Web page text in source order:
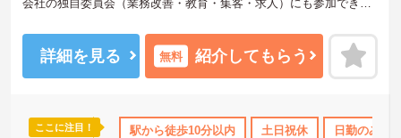
年間休日110日以上 研修制度あり 高収入 社会保険完備
会社の独自委員会（業務改善・教育・集客・求人）にも参加でき幅
プライベートと両立しやすいです。
ご興味を持たれた方は面接対策ポイントや求人の詳細などお話しい
たしますのでお気軽にお問い合わせ下さい。
詳細を見る 無料 紹介してもらう
ここに注目！ 駅から徒歩10分以内 土日祝休 日勤のみ